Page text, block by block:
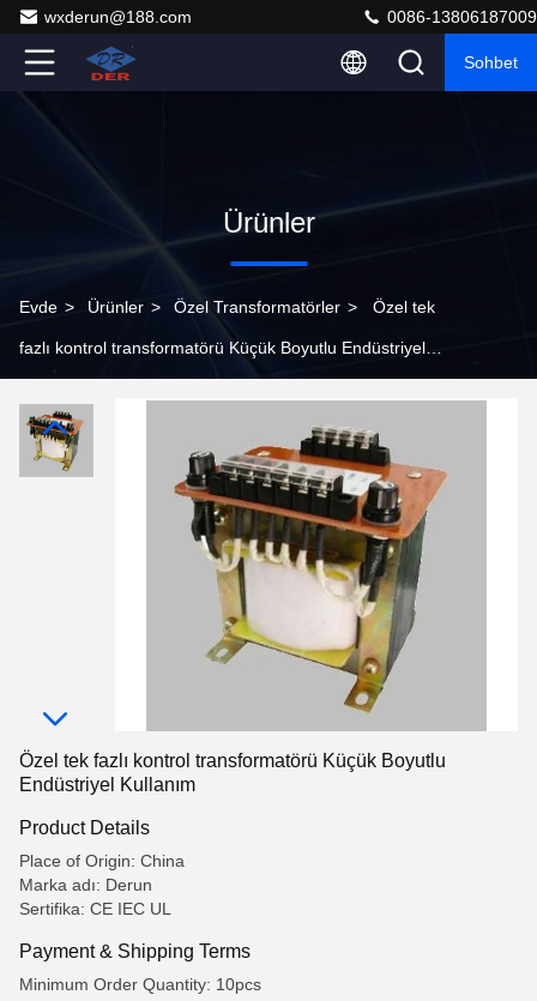
wxderun@188.com 0086-13806187009
Sohbet
Ürünler
Evde > Ürünler > Özel Transformatörler > Özel tek
fazlı kontrol transformatörü Küçük Boyutlu Endüstriyel
Özel tek fazlı kontrol transformatörü Küçük Boyutlu
Endüstriyel Kullanım
Product Details
Place of Origin: China
Marka adı: Derun
Sertifika: CE IEC UL
Payment & Shipping Terms
Minimum Order Quantity: 10pcs